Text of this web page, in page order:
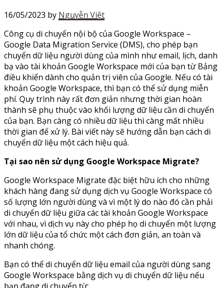
16/05/2023 by Nguyễn Việt
Công cụ di chuyển nội bộ của Google Workspace –
Google Data Migration Service (DMS), cho phép bạn
chuyển dữ liệu người dùng của mình như email, lịch, danh
bạ vào tài khoản Google Workspace mới của bạn từ Bảng
điều khiển dành cho quản trị viên của Google. Nếu có tài
khoản Google Workspace, thì bạn có thể sử dụng miễn
phí. Quy trình này rất đơn giản nhưng thời gian hoàn
thành sẽ phụ thuộc vào khối lượng dữ liệu cần di chuyển
của bạn. Bạn càng có nhiều dữ liệu thì càng mất nhiều
thời gian để xử lý. Bài viết này sẽ hướng dẫn bạn cách di
chuyển dữ liệu một cách hiệu quả.
Tại sao nên sử dụng Google Workspace Migrate?
Google Workspace Migrate đặc biệt hữu ích cho những
khách hàng đang sử dụng dịch vụ Google Workspace có
số lượng lớn người dùng và vì một lý do nào đó cần phải
di chuyển dữ liệu giữa các tài khoản Google Workspace
với nhau, vì dịch vụ này cho phép họ di chuyển một lượng
lớn dữ liệu của tổ chức một cách đơn giản, an toàn và
nhanh chóng.
Bạn có thể di chuyển dữ liệu email của người dùng sang
Google Workspace bằng dịch vụ di chuyển dữ liệu nếu